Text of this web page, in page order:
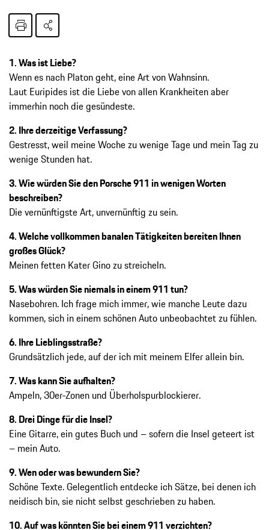
1. Was ist Liebe?
Wenn es nach Platon geht, eine Art von Wahnsinn.
Laut Euripides ist die Liebe von allen Krankheiten aber
immerhin noch die gesündeste.
2. Ihre derzeitige Verfassung?
Gestresst, weil meine Woche zu wenige Tage und mein Tag zu
wenige Stunden hat.
3. Wie würden Sie den Porsche 911 in wenigen Worten
beschreiben?
Die vernünftigste Art, unvernünftig zu sein.
4. Welche vollkommen banalen Tätigkeiten bereiten Ihnen
großes Glück?
Meinen fetten Kater Gino zu streicheln.
5. Was würden Sie niemals in einem 911 tun?
Nasebohren. Ich frage mich immer, wie manche Leute dazu
kommen, sich in einem schönen Auto unbeobachtet zu fühlen.
6. Ihre Lieblingsstraße?
Grundsätzlich jede, auf der ich mit meinem Elfer allein bin.
7. Was kann Sie aufhalten?
Ampeln, 30er-Zonen und Überholspurblockierer.
8. Drei Dinge für die Insel?
Eine Gitarre, ein gutes Buch und – sofern die Insel geteert ist
– mein Auto.
9. Wen oder was bewundern Sie?
Schöne Texte. Gelegentlich entdecke ich Sätze, bei denen ich
neidisch bin, sie nicht selbst geschrieben zu haben.
10. Auf was könnten Sie bei einem 911 verzichten?